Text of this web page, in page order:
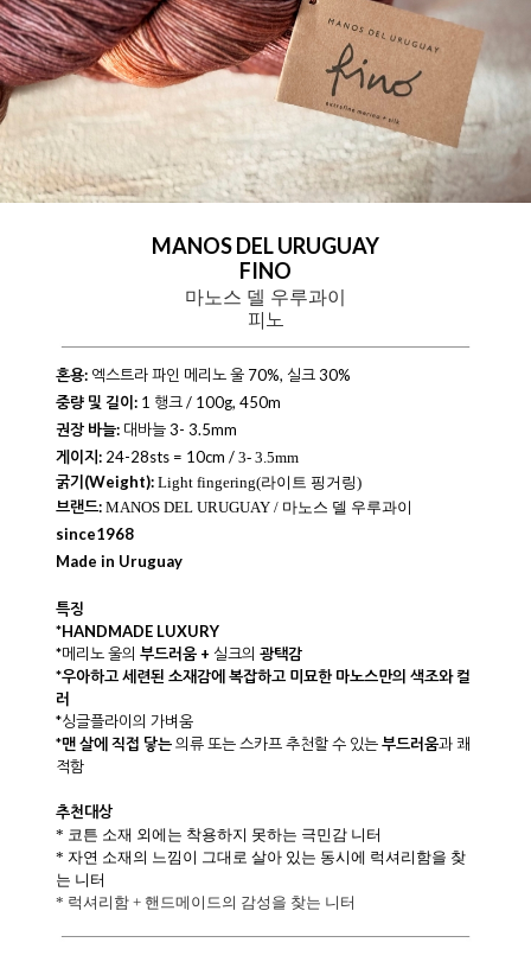
MANOS DEL URUGUAY
FINO
마노스 델 우루과이
피노
혼용: 엑스트라 파인 메리노 울 70%, 실크 30%
중량 및 길이: 1 행크 / 100g, 450m
권장 바늘: 대바늘 3- 3.5mm
게이지: 24-28sts = 10cm / 3- 3.5mm
굵기(Weight): Light fingering(라이트 핑거링)
브랜드: MANOS DEL URUGUAY / 마노스 델 우루과이
since1968
Made in Uruguay
특징
*HANDMADE LUXURY
*메리노 울의 부드러움 + 실크의 광택감
*우아하고 세련된 소재감에 복잡하고 미묘한 마노스만의 색조와 컬
러
*싱글플라이의 가벼움
*맨 살에 직접 닿는의류 또는 스카프 추천할 수 있는부드러움과 쾌
적함
추천대상
* 코튼 소재 외에는 착용하지 못하는 극민감 니터
* 자연 소재의 느낌이 그대로 살아 있는 동시에 럭셔리함을 찾
는 니터
* 럭셔리함 + 핸드메이드의 감성을 찾는 니터